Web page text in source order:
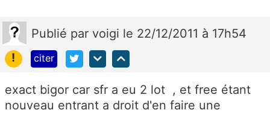
Publié par voigi le 22/12/2011 à 17h54
!
citer
exact bigor car sfr a eu 2 lot , et free étant
nouveau entrant a droit d'en faire une